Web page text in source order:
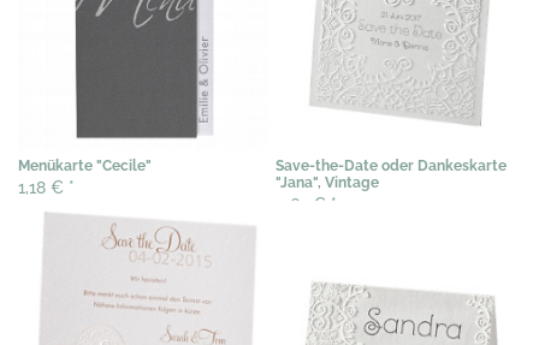
Menükarte "Cecile"
1,18 € *
Save-the-Date oder Dankeskarte
"Jana", Vintage
0,67 € *